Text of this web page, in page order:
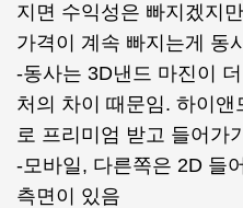
지면 수익성은 빠지겠지
가격이 계속 빠지는게 동
-동사는 3D낸드 마진이
처의 차이 때문임. 하이
로 프리미엄 받고 들어가
-모바일, 다른쪽은 2D 들
측면이 있음